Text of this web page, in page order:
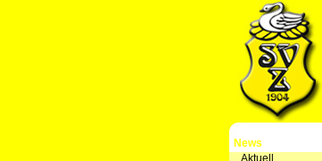
News
Aktuell